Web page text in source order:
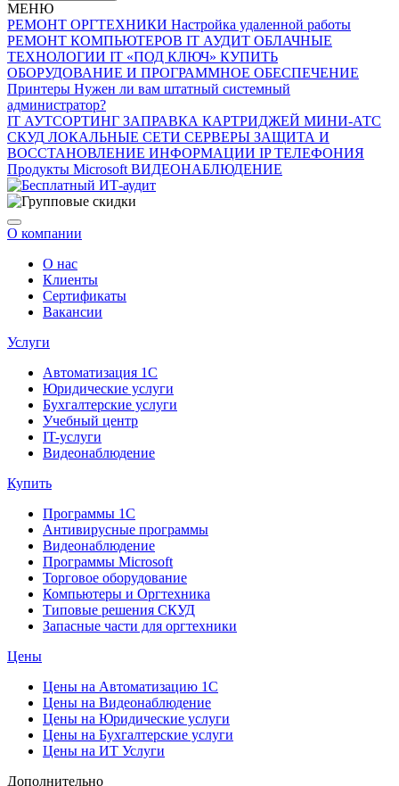
МЕНЮ
РЕМОНТ ОРГТЕХНИКИ Настройка удаленной работы
РЕМОНТ КОМПЬЮТЕРОВ IT АУДИТ ОБЛАЧНЫЕ
ТЕХНОЛОГИИ IT «ПОД КЛЮЧ» КУПИТЬ
ОБОРУДОВАНИЕ И ПРОГРАММНОЕ ОБЕСПЕЧЕНИЕ
Принтеры Нужен ли вам штатный системный
администратор?
IT АУТСОРТИНГ ЗАПРАВКА КАРТРИДЖЕЙ МИНИ-АТС
СКУД ЛОКАЛЬНЫЕ СЕТИ СЕРВЕРЫ ЗАЩИТА И
ВОССТАНОВЛЕНИЕ ИНФОРМАЦИИ IP ТЕЛЕФОНИЯ
Продукты Microsoft ВИДЕОНАБЛЮДЕНИЕ
О компании
О нас
Клиенты
Сертификаты
Вакансии
Услуги
Автоматизация 1С
Юридические услуги
Бухгалтерские услуги
Учебный центр
IT-услуги
Видеонаблюдение
Купить
Программы 1С
Антивирусные программы
Видеонаблюдение
Программы Microsoft
Торговое оборудование
Компьютеры и Оргтехника
Типовые решения СКУД
Запасные части для оргтехники
Цены
Цены на Автоматизацию 1С
Цены на Видеонаблюдение
Цены на Юридические услуги
Цены на Бухгалтерские услуги
Цены на ИТ Услуги
Дополнительно